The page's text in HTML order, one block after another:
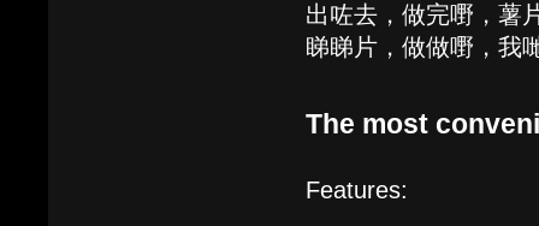
出咗去，做完嘢，薯
睇睇片，做做嘢，我
The most
Features: